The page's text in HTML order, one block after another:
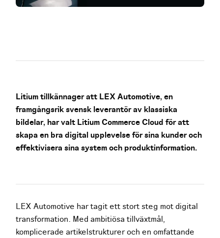
Litium tillkännager att LEX Automotive, en
framgångsrik svensk leverantör av klassiska
bildelar, har valt Litium Commerce Cloud för att
skapa en bra digital upplevelse för sina kunder och
effektivisera sina system och produktinformation.
LEX Automotive har tagit ett stort steg mot digital
transformation. Med ambitiösa tillväxtmål,
komplicerade artikelstrukturer och en omfattande